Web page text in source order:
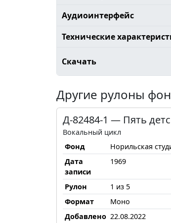
Аудиоинтерфейс
Технические
Скачать
Другие рулоны
Д-82484-1 — Пять
Вокальный цикл
Фонд
Норильская
Дата
записи
1969
Рулон
1 из 5
Формат
Моно
Добавлено 22.08.2022